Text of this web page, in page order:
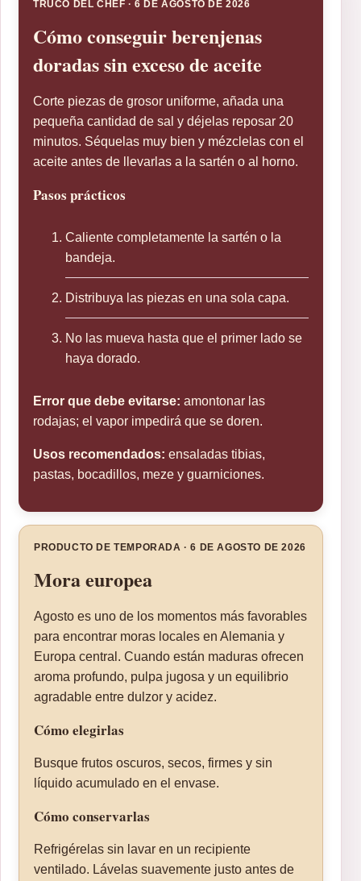
TRUCO DEL CHEF · 6 DE AGOSTO DE 2026
Cómo conseguir berenjenas
doradas sin exceso de aceite
Corte piezas de grosor uniforme, añada una
pequeña cantidad de sal y déjelas reposar 20
minutos. Séquelas muy bien y mézclelas con el
aceite antes de llevarlas a la sartén o al horno.
Pasos prácticos
Caliente completamente la sartén o la
bandeja.
Distribuya las piezas en una sola capa.
No las mueva hasta que el primer lado se
haya dorado.
Error que debe evitarse: amontonar las
rodajas; el vapor impedirá que se doren.
Usos recomendados: ensaladas tibias,
pastas, bocadillos, meze y guarniciones.
PRODUCTO DE TEMPORADA · 6 DE AGOSTO DE 2026
Mora europea
Agosto es uno de los momentos más favorables
para encontrar moras locales en Alemania y
Europa central. Cuando están maduras ofrecen
aroma profundo, pulpa jugosa y un equilibrio
agradable entre dulzor y acidez.
Cómo elegirlas
Busque frutos oscuros, secos, firmes y sin
líquido acumulado en el envase.
Cómo conservarlas
Refrigérelas sin lavar en un recipiente
ventilado. Lávelas suavemente justo antes de